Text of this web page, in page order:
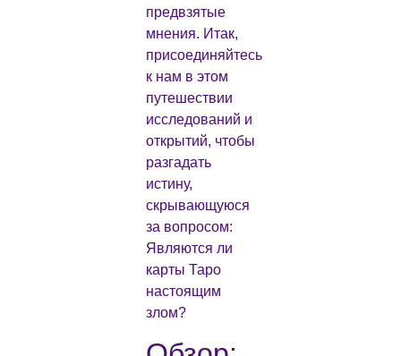
предвзятые
мнения. Итак,
присоединяйтесь
к нам в этом
путешествии
исследований и
открытий, чтобы
разгадать
истину,
скрывающуюся
за вопросом:
Являются ли
карты Таро
настоящим
злом?